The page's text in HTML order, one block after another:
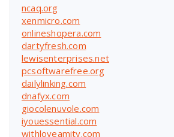
ncaq.org
xenmicro.com
onlineshopera.com
dartyfresh.com
lewisenterprises.net
pcsoftwarefree.org
dailylinking.com
dnafyx.com
giocolenuvole.com
iyouessential.com
withloveamity.com